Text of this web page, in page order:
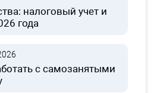
налоговый учет и
года
с самозанятыми